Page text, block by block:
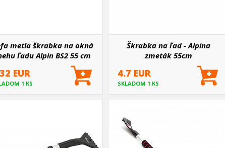
metla škrabka na okná
ľadu Alpin BS2 55 cm
EUR
1 KS
Škrabka na ľad - Alpina
zmeták 55cm
4.7 EUR
SKLADOM 1 KS